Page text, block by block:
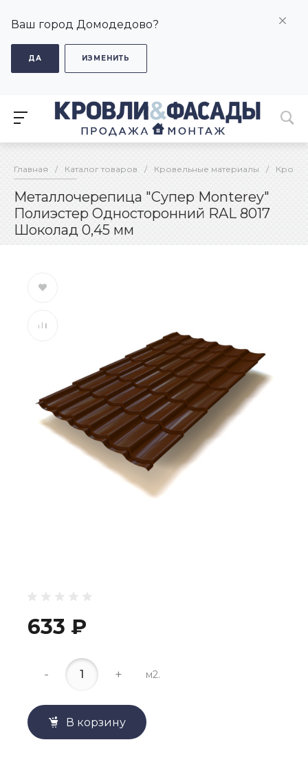
Ваш город Домодедово?
ДА ИЗМЕНИТЬ
Главная / Каталог товаров / Кровельные материалы /
Металлочерепица "Супер Monterey"
Полиэстер Односторонний RAL 8017
Шоколад 0,45 мм
633 ₽
- + м2.
В корзину